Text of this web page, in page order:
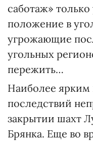
саботаж»
положение в
угрожающие
угольных
пережить…
Наиболее
последствий
закрытии шахт
Брянка. Еще во